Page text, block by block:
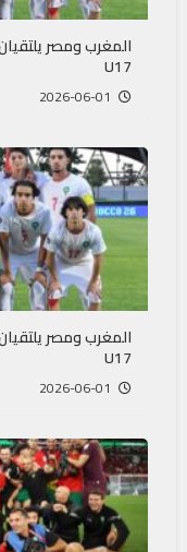
المغرب ومصر
U17
المغرب ومصر
U17